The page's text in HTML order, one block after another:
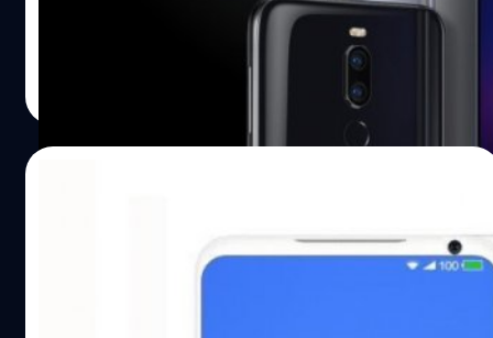
ละเอียด 2,220 x 1,080 พิกเซล ใช้ชิปประมวลผล
Snapdragon 710 มีความจุทั้งหมด 3 แบบให้เลือก ได้แก่ 4/64
GB, 6/64 GB และ 6/128 GB. กล้องหลังคู่ ความละเอียด 12
ล้านพิกเซล รูรับแสงขนาด f/1.9 และกล้องรองความละเอียด
5 ล้านพิกเซล สำหรับถ่าย Portrait กล้องหน้าความละเอียด
| 2877 days ago